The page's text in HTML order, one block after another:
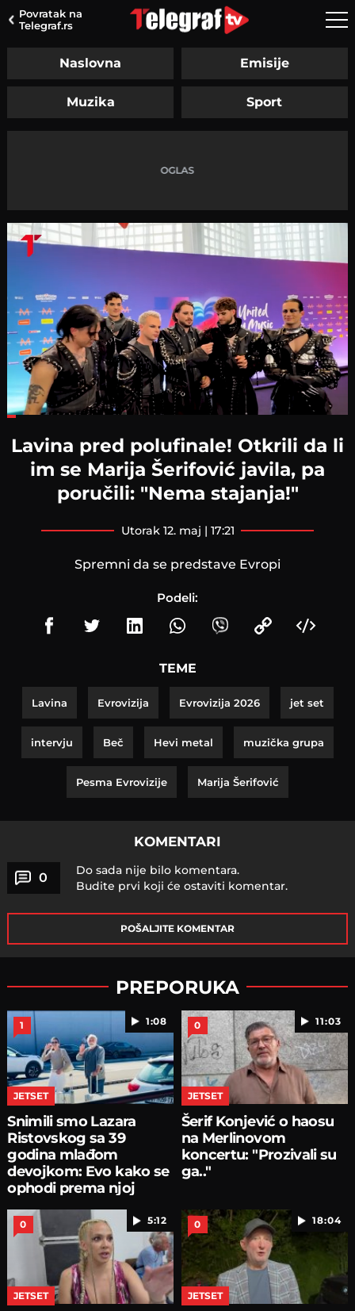
Povratak na
Telegraf.rs
Naslovna Emisije
Muzika Sport
Lavina pred polufinale! Otkrili da li
im se Marija Šerifović javila, pa
poručili: "Nema stajanja!"
utorak 12. maj | 17:21
Spremni da se predstave Evropi
Podeli:
TEME
Lavina Evrovizija Evrovizija 2026 jet set
intervju Beč Hevi metal muzička grupa
Pesma Evrovizije Marija Šerifović
KOMENTARI
0
Do sada nije bilo komentara.
Budite prvi koji će ostaviti komentar.
POŠALJITE KOMENTAR
PREPORUKA
1:08
1
JETSET
Snimili smo Lazara
Ristovskog sa 39
godina mlađom
devojkom: Evo kako se
ophodi prema njoj
11:03
0
JETSET
Šerif Konjević o haosu
na Merlinovom
koncertu: "Prozivali su
ga.."
5:12
0
JETSET
18:04
0
JETSET